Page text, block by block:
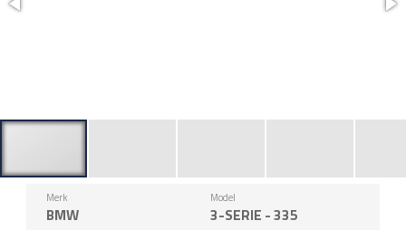
Merk
BMW
Model
3-SERIE - 335